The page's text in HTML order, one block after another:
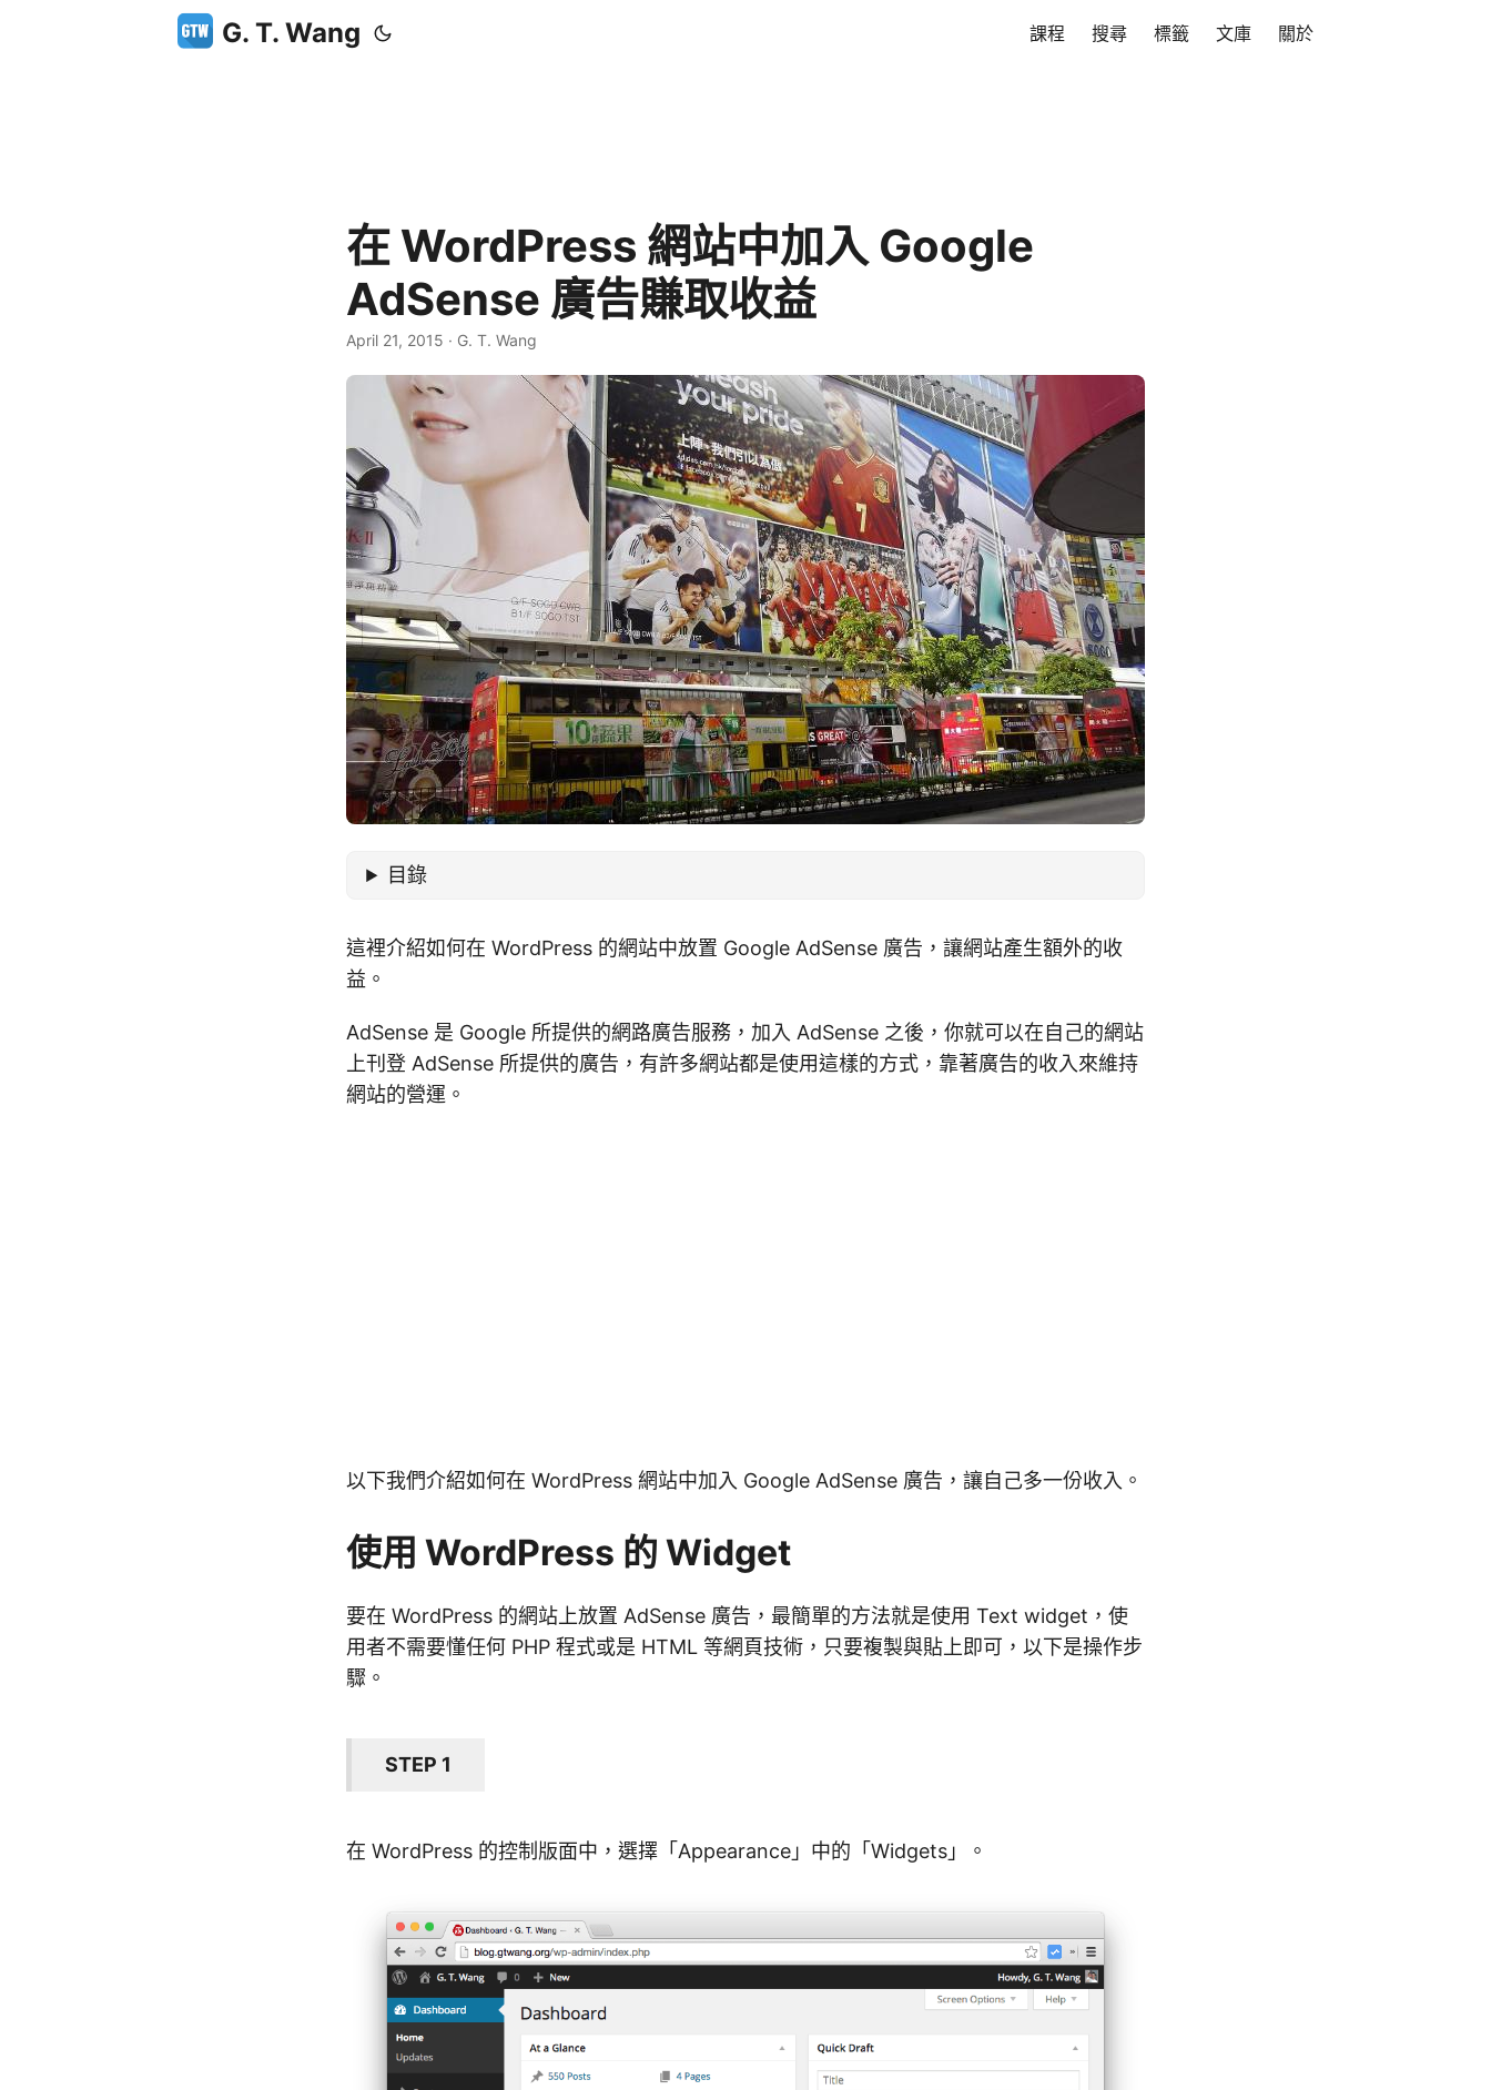
G. T. Wang 課程 搜尋 標籤 文庫 關於
在 WordPress 網站中加入 Google
AdSense 廣告賺取收益
April 21, 2015 · G. T. Wang
目錄
這裡介紹如何在 WordPress 的網站中放置 Google AdSense 廣告，讓網站產生額外的收
益。
AdSense 是 Google 所提供的網路廣告服務，加入 AdSense 之後，你就可以在自己的網站
上刊登 AdSense 所提供的廣告，有許多網站都是使用這樣的方式，靠著廣告的收入來維持
網站的營運。
以下我們介紹如何在 WordPress 網站中加入 Google AdSense 廣告，讓自己多一份收入。
使用 WordPress 的 Widget
要在 WordPress 的網站上放置 AdSense 廣告，最簡單的方法就是使用 Text widget，使
用者不需要懂任何 PHP 程式或是 HTML 等網頁技術，只要複製與貼上即可，以下是操作步
驟。
STEP 1
在 WordPress 的控制版面中，選擇「Appearance」中的「Widgets」。